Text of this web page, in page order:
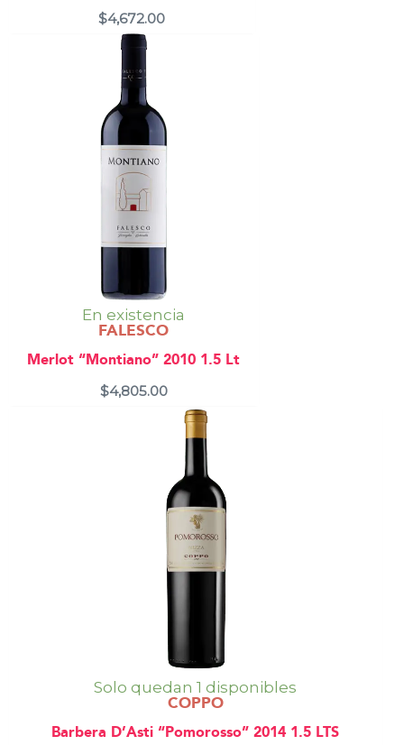
$4,672.00
En existencia
FALESCO
Merlot “Montiano” 2010 1.5 Lt
$4,805.00
Solo quedan 1 disponibles
COPPO
Barbera D’Asti “Pomorosso” 2014 1.5 LTS